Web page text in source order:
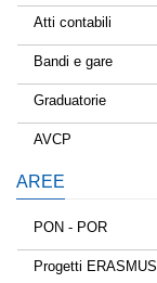
Atti contabili
Bandi e gare
Graduatorie
AVCP
AREE
PON - POR
Tessere la rete
Progetti ERASMUS